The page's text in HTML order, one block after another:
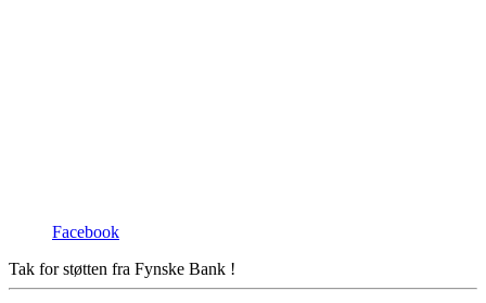
Facebook
Tak for støtten fra Fynske Bank !